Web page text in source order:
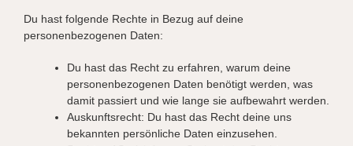
Du hast folgende Rechte in Bezug auf deine
personenbezogenen Daten:
Du hast das Recht zu erfahren, warum deine
personenbezogenen Daten benötigt werden, was
damit passiert und wie lange sie aufbewahrt werden.
Auskunftsrecht: Du hast das Recht deine uns
bekannten persönliche Daten einzusehen.